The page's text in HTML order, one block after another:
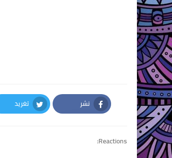
نشر
Facebook
تغريد
Twitter
Reactions: